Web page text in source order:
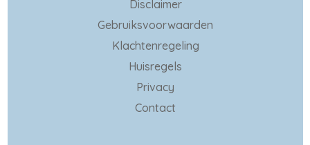
Disclaimer
Gebruiksvoorwaarden
Klachtenregeling
Huisregels
Privacy
Contact